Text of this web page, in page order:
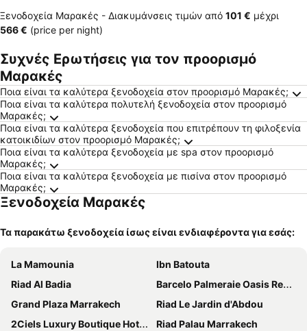
Ξενοδοχεία Μαρακές - Διακυμάνσεις τιμών από ‎101 € μέχρι
‎566 € (price per night)
Συχνές Ερωτήσεις για τον προορισμό
Μαρακές
Ποια είναι τα καλύτερα ξενοδοχεία στον προορισμό Μαρακές;
Ποια είναι τα καλύτερα πολυτελή ξενοδοχεία στον προορισμό
Μαρακές;
Ποια είναι τα καλύτερα ξενοδοχεία που επιτρέπουν τη φιλοξενία
κατοικιδίων στον προορισμό Μαρακές;
Ποια είναι τα καλύτερα ξενοδοχεία με spa στον προορισμό
Μαρακές;
Ποια είναι τα καλύτερα ξενοδοχεία με πισίνα στον προορισμό
Μαρακές;
Ξενοδοχεία Μαρακές
Τα παρακάτω ξενοδοχεία ίσως είναι ενδιαφέροντα για εσάς:
La Mamounia
Ibn Batouta
Riad Al Badia
Barcelo Palmeraie Oasis Resort
Grand Plaza Marrakech
Riad Le Jardin d'Abdou
2Ciels Luxury Boutique Hotel & Spa
Riad Palau Marrakech